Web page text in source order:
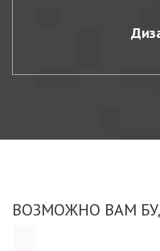
ВОЗМОЖНО ВАМ